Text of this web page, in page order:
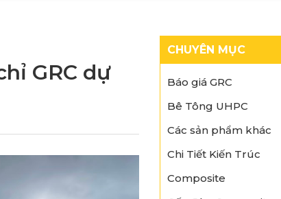
GRC dự
CHUYÊN MỤC
Báo giá GRC
Bê Tông UHPC
Các sản phẩm khác
Chi Tiết Kiến Trúc
Composite